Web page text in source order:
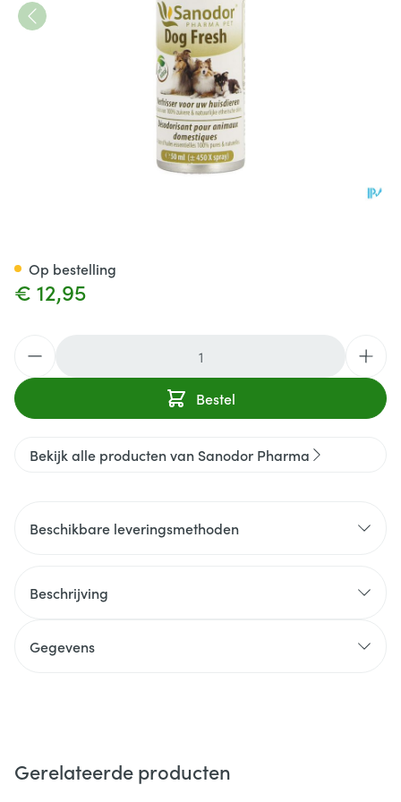
€ 12,95
Bestel
Op bestelling
Bekijk alle producten van Sanodor Pharma
Beschikbare leveringsmethoden
Beschrijving
Gegevens
Gerelateerde producten